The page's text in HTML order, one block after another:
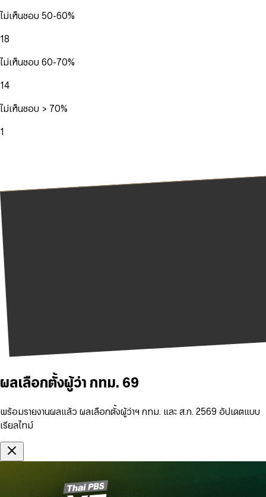
ไม่เห็นชอบ 50-60%
18
ไม่เห็นชอบ 60-70%
14
ไม่เห็นชอบ > 70%
1
ผลเลือกตั้งผู้ว่า กทม. 69
พร้อมรายงานผลแล้ว ผลเลือกตั้งผู้ว่าฯ กทม. และ ส.ก. 2569 อัปเดตแบบ
เรียลไทม์